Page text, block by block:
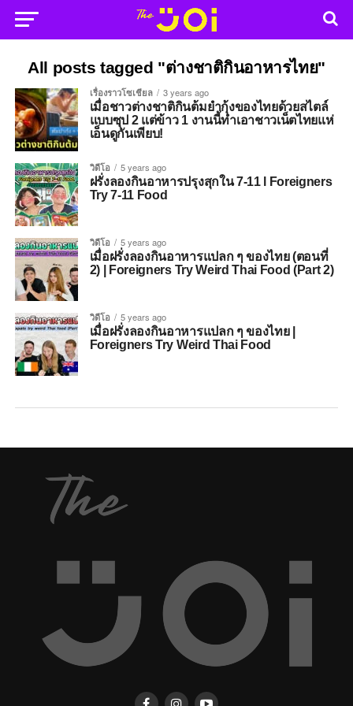
All posts tagged "ต่างชาติกินอาหารไทย"
เรื่องราวโซเชียล 3 years ago
เมื่อชาวต่างชาติกินต้มยำกุ้งของไทยด้วยสไตล์
แบบซุป 2 แต่ข้าว 1 งานนี้ทำเอาชาวเน็ตไทยแห่
เอ็นดูกันเพียบ!
วิดีโอ 5 years ago
ฝรั่งลองกินอาหารปรุงสุกใน 7-11 l Foreigners
Try 7-11 Food
วิดีโอ 5 years ago
เมื่อฝรั่งลองกินอาหารแปลก ๆ ของไทย (ตอนที่
2) | Foreigners Try Weird Thai Food (Part 2)
วิดีโอ 5 years ago
เมื่อฝรั่งลองกินอาหารแปลก ๆ ของไทย |
Foreigners Try Weird Thai Food